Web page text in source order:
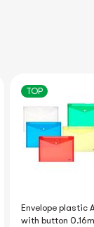
TOP
Envelope plastic
with button